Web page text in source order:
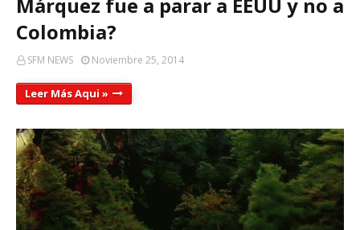
Colombia?
SFM NEWS Noviembre 25, 2014
Leer Más Aqui »